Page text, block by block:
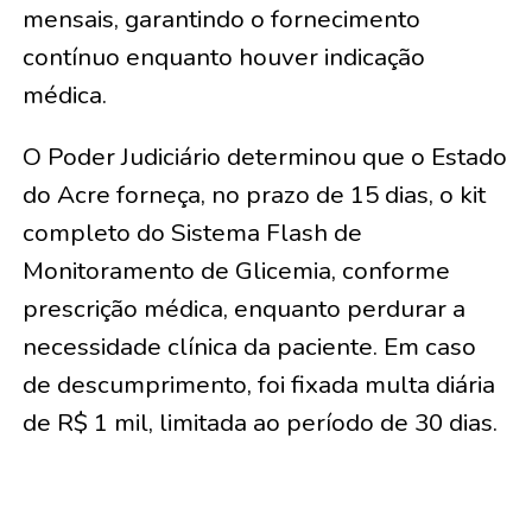
mensais, garantindo o fornecimento
contínuo enquanto houver indicação
médica.
O Poder Judiciário determinou que o Estado
do Acre forneça, no prazo de 15 dias, o kit
completo do Sistema Flash de
Monitoramento de Glicemia, conforme
prescrição médica, enquanto perdurar a
necessidade clínica da paciente. Em caso
de descumprimento, foi fixada multa diária
de R$ 1 mil, limitada ao período de 30 dias.